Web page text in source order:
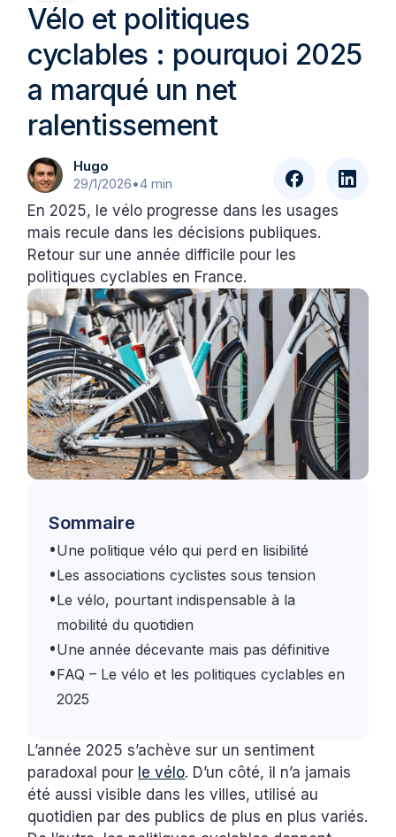
Vélo et politiques
cyclables : pourquoi 2025
a marqué un net
ralentissement
Hugo
29/1/2026•4 min
En 2025, le vélo progresse dans les usages
mais recule dans les décisions publiques.
Retour sur une année difficile pour les
politiques cyclables en France.
Sommaire
•Une politique vélo qui perd en lisibilité
•Les associations cyclistes sous tension
•Le vélo, pourtant indispensable à la
mobilité du quotidien
•Une année décevante mais pas définitive
•FAQ – Le vélo et les politiques cyclables en
2025
L’année 2025 s’achève sur un sentiment
paradoxal pour le vélo. D’un côté, il n’a jamais
été aussi visible dans les villes, utilisé au
quotidien par des publics de plus en plus variés.